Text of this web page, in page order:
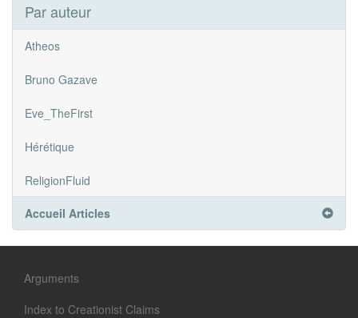
Par auteur
Atheos
Bruno Gazave
Eve_TheFirst
Hérétique
ReligionFluid
Accueil Articles
Arguments
Index to Creationist Claims